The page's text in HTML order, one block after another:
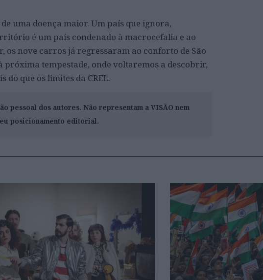
uma doença maior. Um país que ignora,
é um país condenado à macrocefalia e ao
os nove carros já regressaram ao conforto de São
próxima tempestade, onde voltaremos a descobrir,
que os limites da CREL.
pessoal dos autores. Não representam a VISÃO nem
posicionamento editorial.